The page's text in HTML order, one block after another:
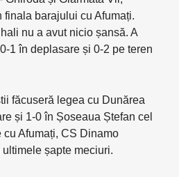
finala barajului cu Afumați.
nu a avut nicio șansă. A
1 în deplasare și 0-2 pe teren
făcuseră legea cu Dunărea
și 1-0 în Șoseaua Ștefan cel
cu Afumați, CS Dinamo
șapte meciuri.